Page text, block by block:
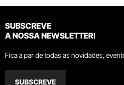
SUBSCREVE
A NOSSA NEWSLETTER!
Fica a par de todas as novidades,
SUBSCREVE